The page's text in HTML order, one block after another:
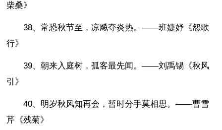
柴桑》
38、常恐秋节至，凉飚夺炎热。——班婕妤《怨歌
行》
39、朝来入庭树，孤客最先闻。——刘禹锡《秋风
引》
40、明岁秋风知再会，暂时分手莫相思。——曹雪
芹《残菊》